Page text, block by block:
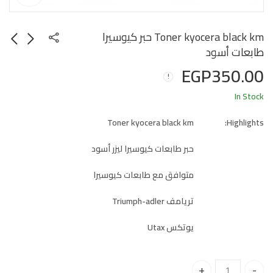
Toner kyocera black km حبر كيوسيرا
طابعات أسود
EGP350.00
In Stock
Highlights:
Toner kyocera black km
حبر طابعات كيوسيرا ليزر أسود
متوافق مع طابعات كيوسيرا
تريامف Triumph-adler
يوتكس Utax